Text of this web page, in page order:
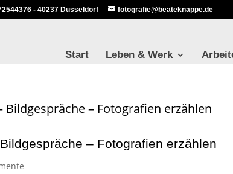
- 40237 Düsseldorf fotografie@beateknappe.de
Start Leben & Werk
– Fotografien erzählen